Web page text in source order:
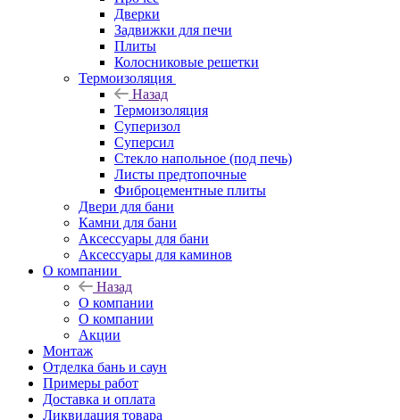
Дверки
Задвижки для печи
Плиты
Колосниковые решетки
Термоизоляция
Назад
Термоизоляция
Суперизол
Суперсил
Стекло напольное (под печь)
Листы предтопочные
Фиброцементные плиты
Двери для бани
Камни для бани
Аксессуары для бани
Аксессуары для каминов
О компании
Назад
О компании
О компании
Акции
Монтаж
Отделка бань и саун
Примеры работ
Доставка и оплата
Ликвидация товара